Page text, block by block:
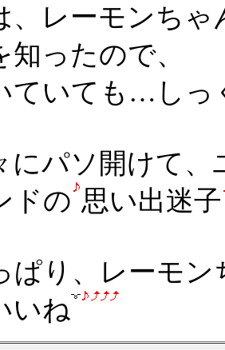
、レーモンちゃ
知ったので、
ていても…しっ
にパソ開けて
ドの 思い出迷子
ぱり、レーモン
いね